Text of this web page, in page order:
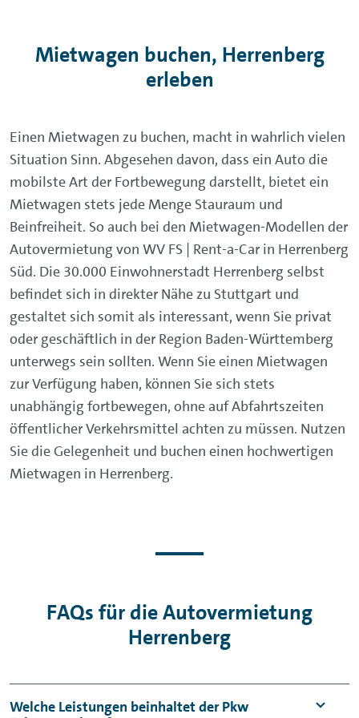
Mietwagen buchen, Herrenberg
erleben
Einen Mietwagen zu buchen, macht in wahrlich vielen
Situation Sinn. Abgesehen davon, dass ein Auto die
mobilste Art der Fortbewegung darstellt, bietet ein
Mietwagen stets jede Menge Stauraum und
Beinfreiheit. So auch bei den Mietwagen-Modellen der
Autovermietung von WV FS | Rent-a-Car in Herrenberg
Süd. Die 30.000 Einwohnerstadt Herrenberg selbst
befindet sich in direkter Nähe zu Stuttgart und
gestaltet sich somit als interessant, wenn Sie privat
oder geschäftlich in der Region Baden-Württemberg
unterwegs sein sollten. Wenn Sie einen Mietwagen
zur Verfügung haben, können Sie sich stets
unabhängig fortbewegen, ohne auf Abfahrtszeiten
öffentlicher Verkehrsmittel achten zu müssen. Nutzen
Sie die Gelegenheit und buchen einen hochwertigen
Mietwagen in Herrenberg.
FAQs für die Autovermietung
Herrenberg
Welche Leistungen beinhaltet der Pkw